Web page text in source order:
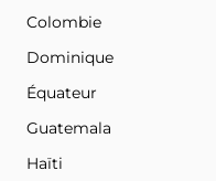
Colombie
Dominique
Équateur
Guatemala
Haïti